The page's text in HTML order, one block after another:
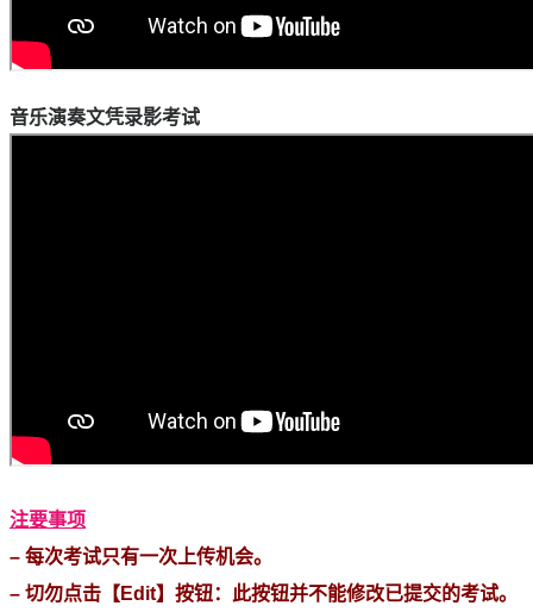
音乐演奏文凭录影考试
注要事项
– 每次考试只有一次上传机会。
– 切勿点击【Edit】按钮：此按钮并不能修改已提交的考试。